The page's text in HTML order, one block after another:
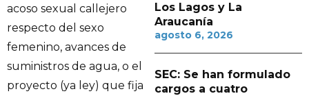
acoso sexual callejero
respecto del sexo
femenino, avances de
suministros de agua, o el
proyecto (ya ley) que fija
Los Lagos y La
Araucanía
agosto 6, 2026
SEC: Se han formulado
cargos a cuatro